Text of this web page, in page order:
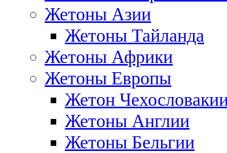
Жетоны Азии
Жетоны Тайланда
Жетоны Африки
Жетоны Европы
Жетон
Жетоны Англии
Жетоны Бельгии